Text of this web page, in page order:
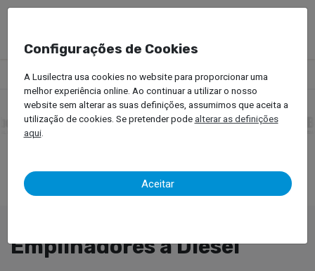
Produtos Empilhadores Empilhadores a Diesel
Empilhadores a Diesel
Configurações de Cookies
A Lusilectra usa cookies no website para proporcionar uma
melhor experiência online. Ao continuar a utilizar o nosso
website sem alterar as suas definições, assumimos que aceita a
utilização de cookies. Se pretender podealterar as definições
aqui.
Aceitar